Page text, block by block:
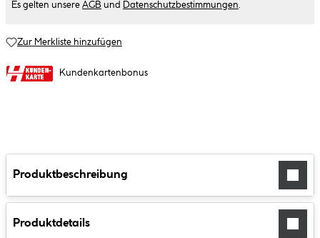
Es gelten unsere AGB und Datenschutzbestimmungen
Zur Merkliste hinzufügen
Kundenkartenbonus
Produktbeschreibung
Produktdetails